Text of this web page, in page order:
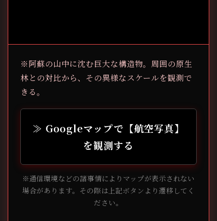
※阿蘇の山中に沈む巨大な構造物。周囲の原生
林との対比から、その異様なスケールを観測で
きる。
≫ Googleマップで【航空写真】
を観測する
※通信環境などの諸事情によりマップが表示されない
場合があります。その際は上記ボタンより遷移してく
ださい。